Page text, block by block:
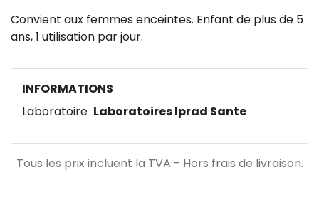
Convient aux femmes enceintes. Enfant de plus de 5
ans, 1 utilisation par jour.
INFORMATIONS
Laboratoire Laboratoires Iprad Sante
Tous les prix incluent la TVA - Hors frais de livraison.